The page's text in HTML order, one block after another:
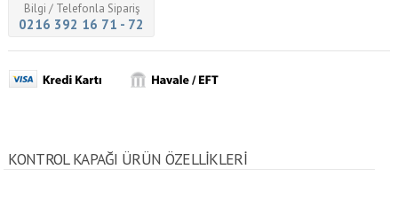
Bilgi / Telefonla Sipariş
0216 392 16 71 - 72
KONTROL KAPAĞI ÜRÜN ÖZELLİKLERİ